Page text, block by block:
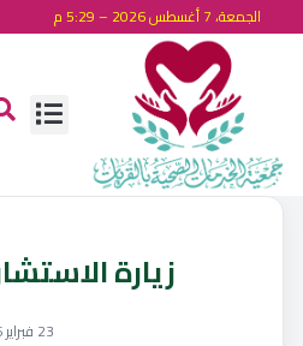
الجمعة، 7 أغسطس 2026 – 5:29 م
زيارة
23 فبراير 2026